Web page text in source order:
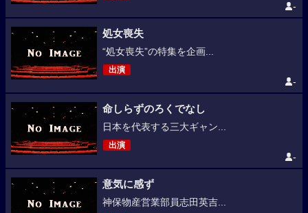
-
処女喪失
“処女喪失”の特集を企画...
出演
-
命しらずのろくでなし
日本を代表する三大ギャン...
出演
-
意気に感ず
神保物産営業部員志田英吉...